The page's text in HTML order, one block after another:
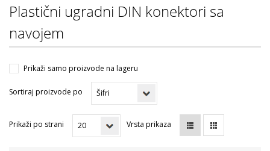
Plastični ugradni DIN konektori sa
navojem
Prikaži samo proizvode na lageru
Sortiraj proizvode po
Prikaži po strani Vrsta prikaza